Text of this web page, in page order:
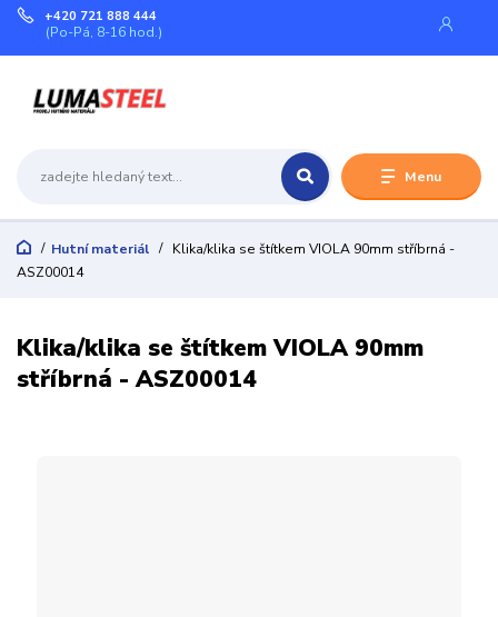
Menu
+420 721 888 444
(Po-Pá, 8-16 hod.)
Hutní materiál
Klika/klika se štítkem VIOLA 90mm stříbrná -
ASZ00014
Klika/klika se štítkem VIOLA 90mm
stříbrná - ASZ00014